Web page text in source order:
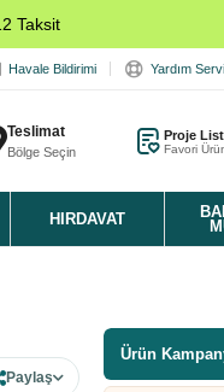
Taksit
Havale Bildirimi Yardım
Teslimat
Bölge Seçin
Proje
Favori
HIRDAVAT
Paylaş
Ürün